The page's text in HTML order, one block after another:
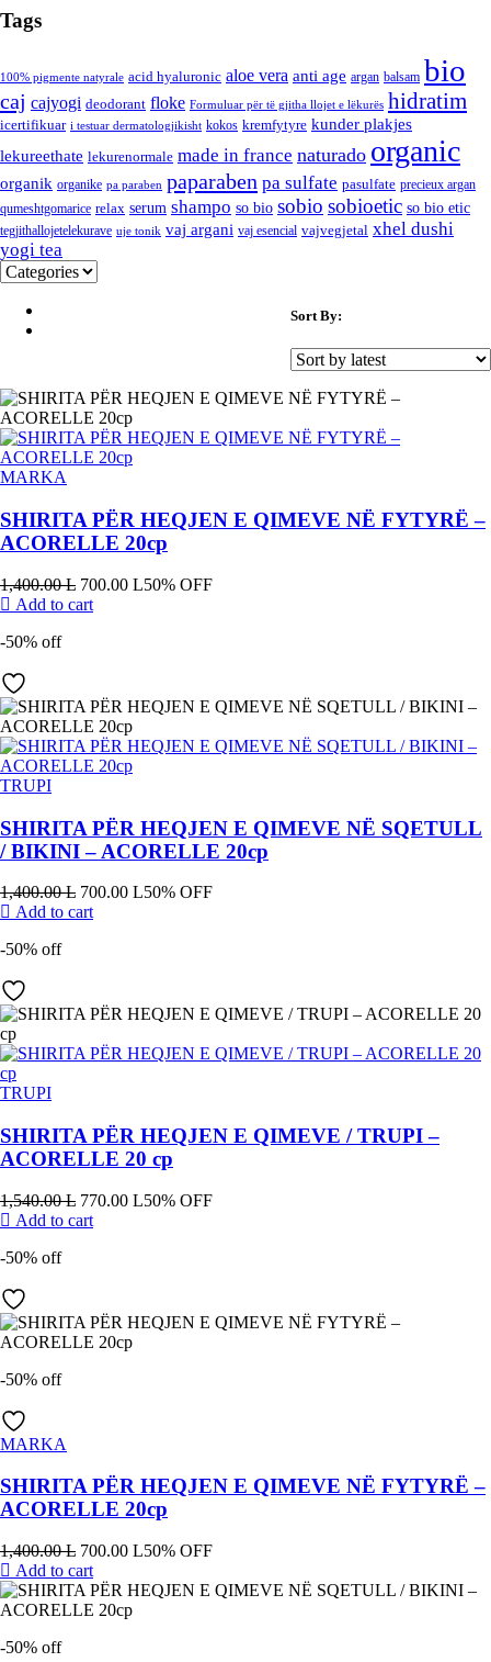
Tags
100% pigmente natyrale acid hyaluronic aloe vera anti age argan balsam bio
caj cajyogi deodorant floke Formuluar për të gjitha llojet e lëkurës hidratim
icertifikuar i testuar dermatologjikisht kokos kremfytyre kunder plakjes
lekureethate lekurenormale made in france naturado organic
organik organike pa paraben paparaben pa sulfate pasulfate precieux argan
qumeshtgomarice relax serum shampo so bio sobio sobioetic so bio etic
tegjithallojetelekurave uje tonik vaj argani vaj esencial vajvegjetal xhel dushi
yogi tea
Sort By:
MARKA
SHIRITA PËR HEQJEN E QIMEVE NË FYTYRË –
ACORELLE 20cp
1,400.00L 700.00 L50% OFF
Add to cart
-50% off
TRUPI
SHIRITA PËR HEQJEN E QIMEVE NË SQETULL
/ BIKINI – ACORELLE 20cp
1,400.00L 700.00 L50% OFF
Add to cart
-50% off
TRUPI
SHIRITA PËR HEQJEN E QIMEVE / TRUPI –
ACORELLE 20 cp
1,540.00L 770.00 L50% OFF
Add to cart
-50% off
-50% off
MARKA
SHIRITA PËR HEQJEN E QIMEVE NË FYTYRË –
ACORELLE 20cp
1,400.00L 700.00 L50% OFF
Add to cart
-50% off